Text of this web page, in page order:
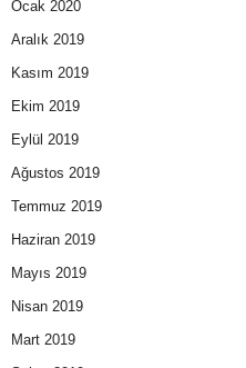
Ocak 2020
Aralık 2019
Kasım 2019
Ekim 2019
Eylül 2019
Ağustos 2019
Temmuz 2019
Haziran 2019
Mayıs 2019
Nisan 2019
Mart 2019